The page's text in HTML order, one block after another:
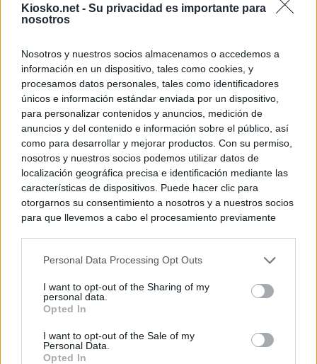
Kiosko.net - Su privacidad es importante para
nosotros
Nosotros y nuestros socios almacenamos o accedemos a
información en un dispositivo, tales como cookies, y
procesamos datos personales, tales como identificadores
únicos e información estándar enviada por un dispositivo,
para personalizar contenidos y anuncios, medición de
anuncios y del contenido e información sobre el público, así
como para desarrollar y mejorar productos. Con su permiso,
nosotros y nuestros socios podemos utilizar datos de
localización geográfica precisa e identificación mediante las
características de dispositivos. Puede hacer clic para
otorgarnos su consentimiento a nosotros y a nuestros socios
para que llevemos a cabo el procesamiento previamente
negar su consentimiento. Tenga en cuenta que algún
de su consentimiento, pero usted tiene el derecho de
rechazar tal procesamiento. Sus preferencias se aplicarán
cualquier momento entrando de nuevo en este sitio web o
visitando nuestra política de privacidad.
Personal Data Processing Opt Outs
I want to opt-out of the Sharing of my
personal data.
Opted In
I want to opt-out of the Sale of my
Personal Data.
Opted In